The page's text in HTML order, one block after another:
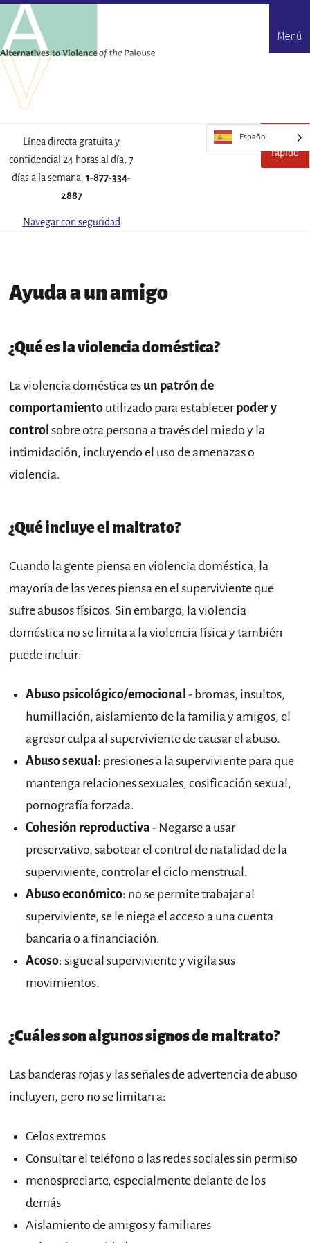
Línea directa gratuita y
confidencial 24 horas al día, 7
días a la semana: 1-877-334-
2887
Navegar con seguridad
Sal
de
este
Escape
rápido
Español
Menú
Ayuda a un amigo
¿Qué es la violencia doméstica?
La violencia doméstica es un patrón de
comportamiento utilizado para establecerpoder y
controlsobre otra persona a través del miedo y la
intimidación, incluyendo el uso de amenazas o
violencia.
¿Qué incluye el maltrato?
Cuando la gente piensa en violencia doméstica, la
mayoría de las veces piensa en el superviviente que
sufre abusos físicos. Sin embargo, la violencia
doméstica no se limita a la violencia física y también
puede incluir:
Abuso psicológico/emocional - bromas, insultos,
humillación, aislamiento de la familia y amigos, el
agresor culpa al superviviente de causar el abuso.
Abuso sexual: presiones a la superviviente para que
mantenga relaciones sexuales, cosificación sexual,
pornografía forzada.
Cohesión reproductiva - Negarse a usar
preservativo, sabotear el control de natalidad de la
superviviente, controlar el ciclo menstrual.
Abuso económico: no se permite trabajar al
superviviente, se le niega el acceso a una cuenta
bancaria o a financiación.
Acoso: sigue al superviviente y vigila sus
movimientos.
¿Cuáles son algunos signos de maltrato?
Las banderas rojas y las señales de advertencia de abuso
incluyen, pero no se limitan a:
Celos extremos
Consultar el teléfono o las redes sociales sin permiso
menospreciarte, especialmente delante de los
demás
Aislamiento de amigos y familiares